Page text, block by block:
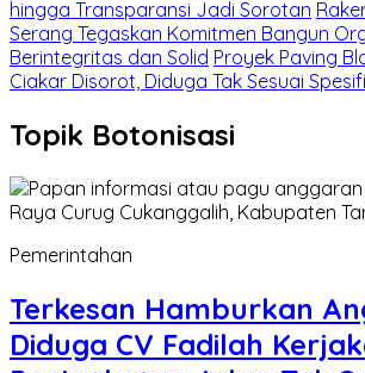
hingga Transparansi Jadi Sorotan
Serang Tegaskan Komitmen Bangun
Berintegritas dan Solid Proyek Paving
Ciakar Disorot, Diduga Tak Sesuai
Topik Botonisasi
Pemerintahan
Terkesan Hamburkan
Diduga CV Fadilah